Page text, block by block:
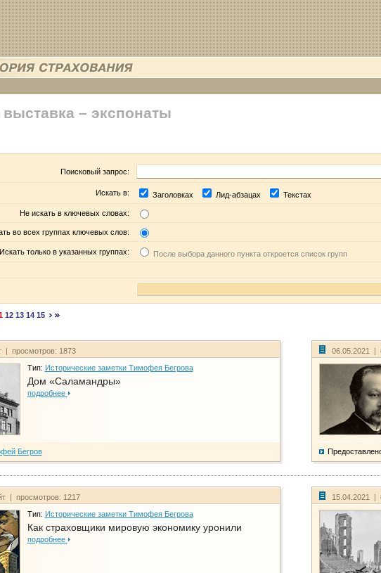
– экспонаты
Поисковый запрос:
Искать в: Заголовках Лид-абзацах Текстах
Не искать в ключевых словах:
во всех группах ключевых слов:
Искать только в указанных группах: После выбора данного пункта откроется список групп
12 13 14 15
| просмотров: 1873
Тип: Исторические заметки Тимофея Бегрова
Дом «Саламандры»
подробнее
Бегров
06.05.2021 |
| просмотров: 1217
Тип: Исторические заметки Тимофея Бегрова
Как страховщики мировую экономику уронили
подробнее
15.04.2021 |